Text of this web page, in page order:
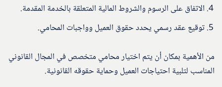
الاتفاق على الرسوم والشروط المالية المتعلقة بالخدمة المقدمة.
توقيع عقد رسمي يحدد حقوق العميل وواجبات المحامي.
من الأهمية بمكان أن يتم اختيار محامي متخصص في المجال القانوني
المناسب لتلبية احتياجات العميل وحماية حقوقه القانونية.